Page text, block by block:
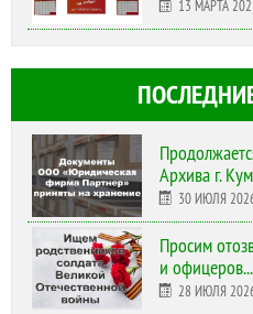
13 МАРТА
Архива г.
30 ИЮЛЯ
Просим
и офицеров...
28 ИЮЛЯ